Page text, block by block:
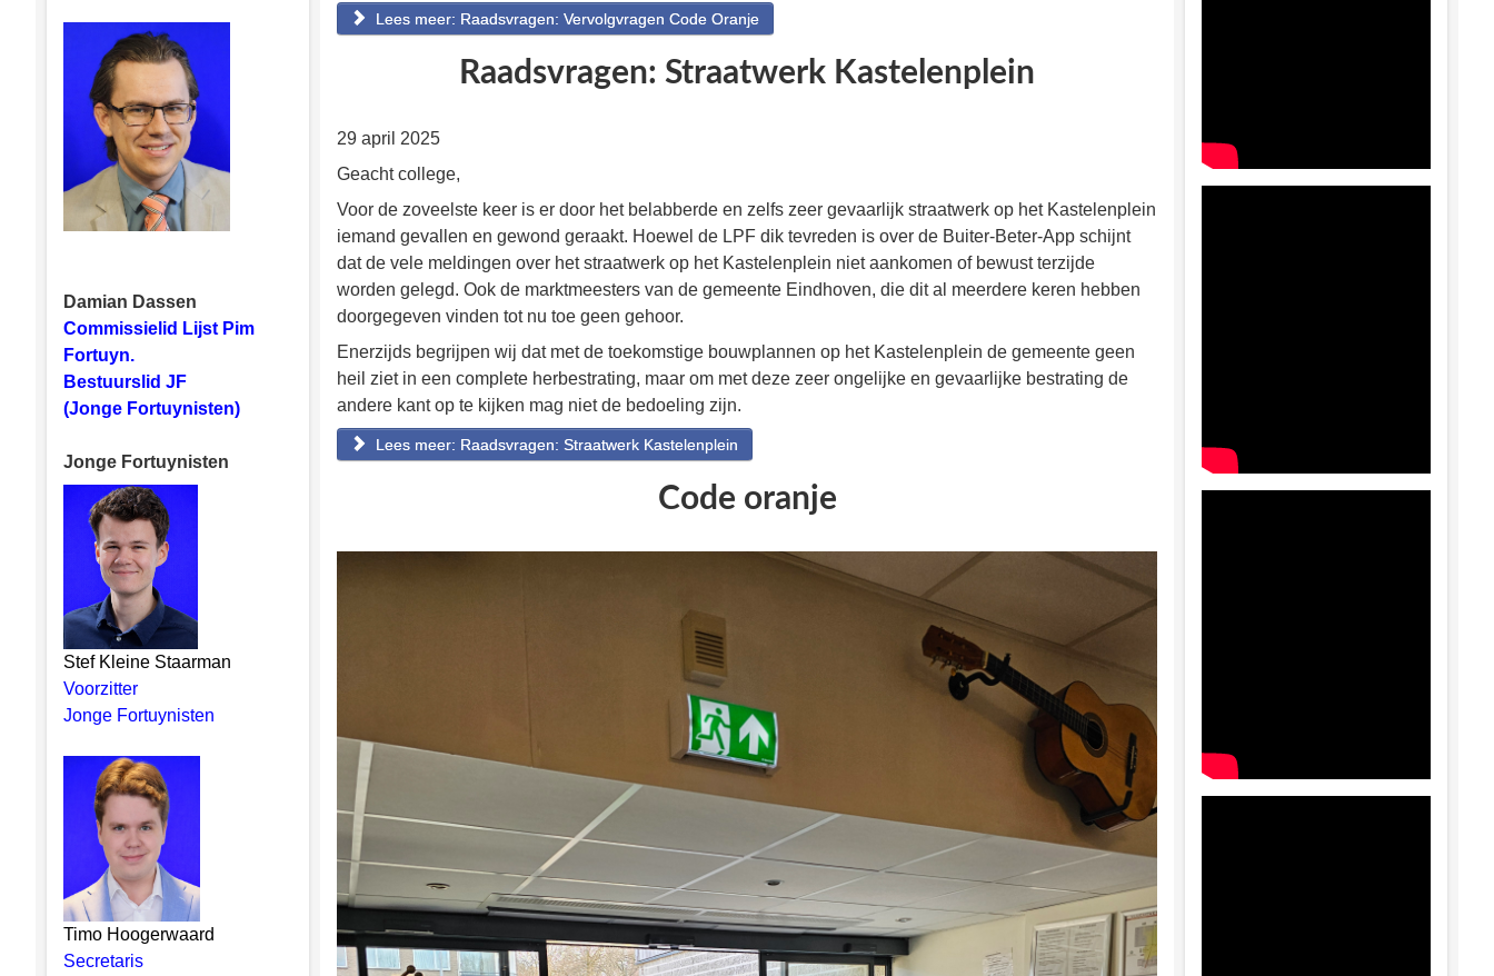
Damian Dassen
Commissielid Lijst Pim
Fortuyn.
Bestuurslid JF
(Jonge Fortuynisten)
Jonge Fortuynisten
Stef Kleine Staarman
Voorzitter
Jonge Fortuynisten
Timo Hoogerwaard
Secretaris
Lees meer: Raadsvragen: Vervolgvragen Code Oranje
Raadsvragen: Straatwerk Kastelenplein
29 april 2025
Geacht college,
Voor de zoveelste keer is er door het belabberde en zelfs zeer gevaarlijk straatwerk op het Kastelenplein
iemand gevallen en gewond geraakt. Hoewel de LPF dik tevreden is over de Buiter-Beter-App schijnt
dat de vele meldingen over het straatwerk op het Kastelenplein niet aankomen of bewust terzijde
worden gelegd. Ook de marktmeesters van de gemeente Eindhoven, die dit al meerdere keren hebben
doorgegeven vinden tot nu toe geen gehoor.
Enerzijds begrijpen wij dat met de toekomstige bouwplannen op het Kastelenplein de gemeente geen
heil ziet in een complete herbestrating, maar om met deze zeer ongelijke en gevaarlijke bestrating de
andere kant op te kijken mag niet de bedoeling zijn.
Lees meer: Raadsvragen: Straatwerk Kastelenplein
Code oranje